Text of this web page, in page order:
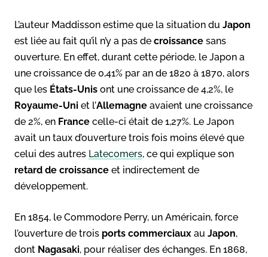
L’auteur Maddisson estime que la situation du Japon
est liée au fait qu’il n’y a pas de croissance sans
ouverture. En effet, durant cette période, le Japon a
une croissance de 0,41% par an de 1820 à 1870, alors
que les États-Unis ont une croissance de 4,2%, le
Royaume-Uni et l’Allemagne avaient une croissance
de 2%, en France celle-ci était de 1,27%. Le Japon
avait un taux d’ouverture trois fois moins élevé que
celui des autres Latecomers, ce qui explique son
retard de croissance et indirectement de
développement.
En 1854, le Commodore Perry, un Américain, force
l’ouverture de trois ports commerciaux au Japon,
dont Nagasaki, pour réaliser des échanges. En 1868,